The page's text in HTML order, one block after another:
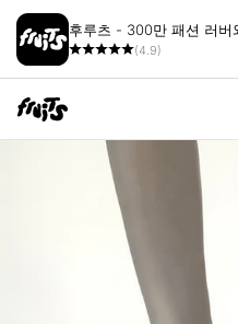
후루츠 - 300만 패션 러버
(4.9)